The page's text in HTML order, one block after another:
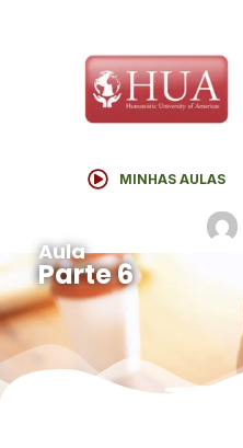
MINHAS AULAS
Aula
Parte 6